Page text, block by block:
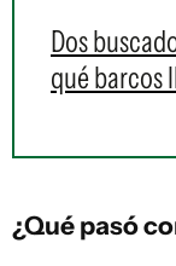
Dos
qué barcos
¿Qué pasó